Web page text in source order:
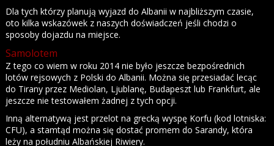
Dla tych którzy planują wyjazd do Albanii w najbliższym czasie,
oto kilka wskazówek z naszych doświadczeń jeśli chodzi o
sposoby dojazdu na miejsce.
Samolotem
Z tego co wiem w roku 2014 nie było jeszcze bezpośrednich
lotów rejsowych z Polski do Albanii. Można się przesiadać lecąc
do Tirany przez Mediolan, Ljublanę, Budapeszt lub Frankfurt, ale
jeszcze nie testowałem żadnej z tych opcji.
Inną alternatywą jest przelot na grecką wyspę Korfu (kod lotniska:
CFU), a stamtąd można się dostać promem do Sarandy, która
leży na południu Albańskiej Riwiery.